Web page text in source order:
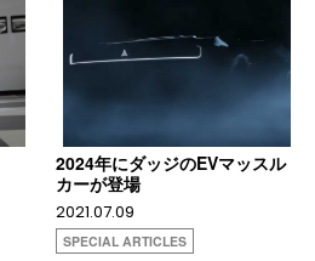
2024年にダッジのEVマッスル
カーが登場
2021.07.09
SPECIAL ARTICLES